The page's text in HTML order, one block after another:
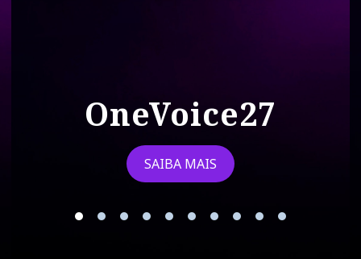
OneVoice27
SAIBA MAIS